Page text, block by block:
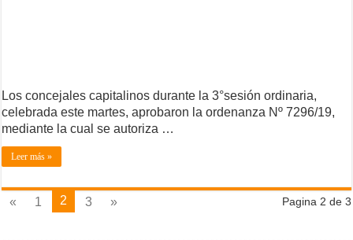
Los concejales capitalinos durante la 3°sesión ordinaria,
celebrada este martes, aprobaron la ordenanza Nº 7296/19,
mediante la cual se autoriza …
Leer más »
Pagina 2 de 3
« 1 2 3 »